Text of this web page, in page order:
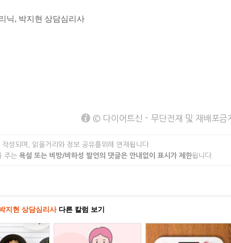
닉, 박지현 상담심리사
© 다이어트신 - 무단전재 및 재배포금
성되며, 읽을거리와 정보 공유를위해 연재됩니다.
주는 욕설 또는 비방/비하성 발언의 댓글은 안내없이 표시가 제한됩니다.
지현 상담심리사다른 칼럼 보기